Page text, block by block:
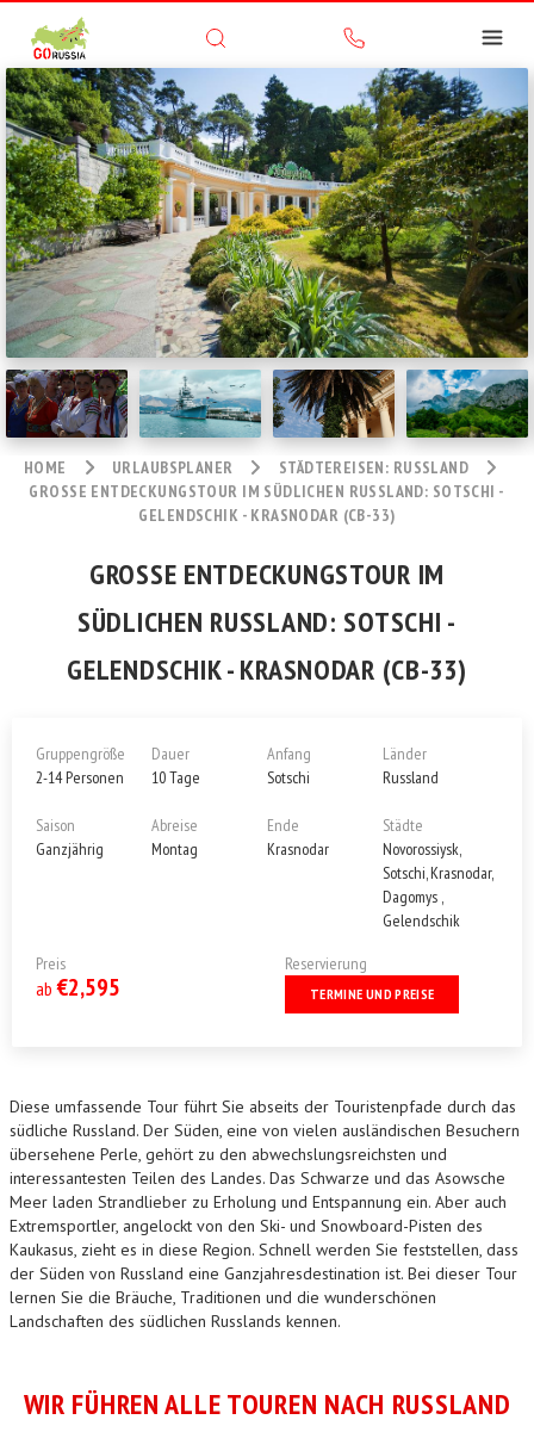
HOME URLAUBSPLANER
STÄDTEREISEN: RUSSLAND
GROSSE ENTDECKUNGSTOUR IM SÜDLICHEN RUSSLAND: SOTSCHI - G
ELENDSCHIK - KRASNODAR (CB-33)
GROSSE ENTDECKUNGSTOUR IM S
ÜDLICHEN RUSSLAND: SOTSCHI - G
ELENDSCHIK - KRASNODAR (CB-33)
Gruppengröße
2-14 Personen
Saison
Ganzjährig
Dauer
10 Tage
Abreise
Montag
Anfang
Sotschi
Ende
Krasnodar
Länder
Russland
Städte
Novorossiysk,
Sotschi, Krasnodar,
Dagomys ,
Gelendschik
Preis
ab €2,595
Reservierung
TERMINE UND PREISE
Diese umfassende Tour führt Sie abseits der Touristenpfade durch das
südliche Russland. Der Süden, eine von vielen ausländischen Besuchern
übersehene Perle, gehört zu den abwechslungsreichsten und
interessantesten Teilen des Landes. Das Schwarze und das Asowsche
Meer laden Strandlieber zu Erholung und Entspannung ein. Aber auch
Extremsportler, angelockt von den Ski- und Snowboard-Pisten des
Kaukasus, zieht es in diese Region. Schnell werden Sie feststellen, dass
der Süden von Russland eine Ganzjahresdestination ist. Bei dieser Tour
lernen Sie die Bräuche, Traditionen und die wunderschönen
Landschaften des südlichen Russlands kennen.
WIR FÜHREN ALLE TOUREN NACH RUSSLAND